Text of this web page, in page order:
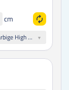
cm
Alle Folien gleiches Motiv: 60µ Farbige High Performance Cast Oracal 751C Plottfolie